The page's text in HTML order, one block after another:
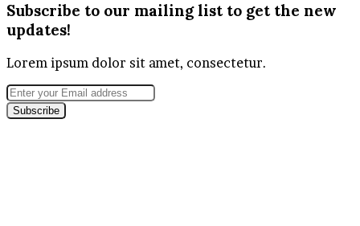
Subscribe to our mailing list to get the new
updates!
Lorem ipsum dolor sit amet, consectetur.
Enter
your
Email